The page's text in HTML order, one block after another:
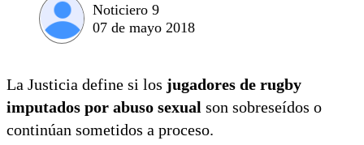
Noticiero 9
07 de mayo 2018
La Justicia define si los jugadores de rugby
imputados por abuso sexual son sobreseídos o
continúan sometidos a proceso.